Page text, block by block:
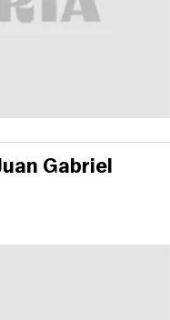
Gabriel